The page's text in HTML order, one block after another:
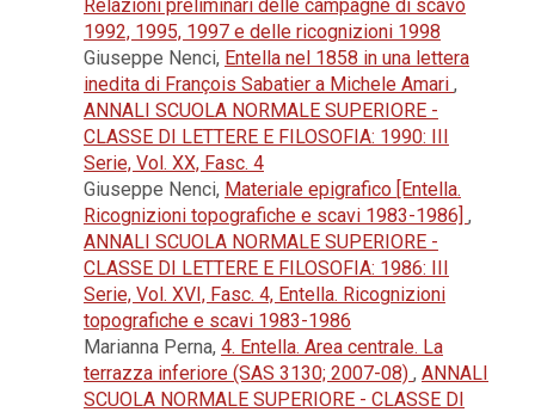
Relazioni preliminari delle campagne di scavo
1992, 1995, 1997 e delle ricognizioni 1998
Giuseppe Nenci, Entella nel 1858 in una lettera
inedita di François Sabatier a Michele Amari ,
ANNALI SCUOLA NORMALE SUPERIORE -
CLASSE DI LETTERE E FILOSOFIA: 1990: III
Serie, Vol. XX, Fasc. 4
Giuseppe Nenci, Materiale epigrafico [Entella.
Ricognizioni topografiche e scavi 1983-1986] ,
ANNALI SCUOLA NORMALE SUPERIORE -
CLASSE DI LETTERE E FILOSOFIA: 1986: III
Serie, Vol. XVI, Fasc. 4, Entella. Ricognizioni
topografiche e scavi 1983-1986
Marianna Perna, 4. Entella. Area centrale. La
terrazza inferiore (SAS 3130; 2007-08) , ANNALI
SCUOLA NORMALE SUPERIORE - CLASSE DI